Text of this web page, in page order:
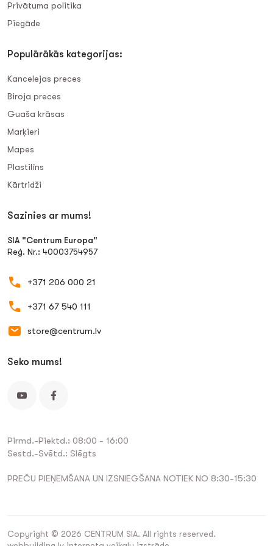
Privātuma politika
Piegāde
Populārākās kategorijas:
Kancelejas preces
Biroja preces
Guaša krāsas
Marķieri
Mapes
Plastilīns
Kārtridži
Sazinies ar mums!
SIA "Centrum Europa"
Reģ. Nr.: 40003754957
+371 206 000 21
+371 67 540 111
store@centrum.lv
Seko mums!
Pirmd.-Piektd.: 08:00 - 16:00
Sestd.-Svētd.: Slēgts
PREČU PIEŅEMŠANA UN IZSNIEGŠANA NOTIEK NO 8:30-15:30
Copyright © 2026 CENTRUM SIA. All rights reserved.